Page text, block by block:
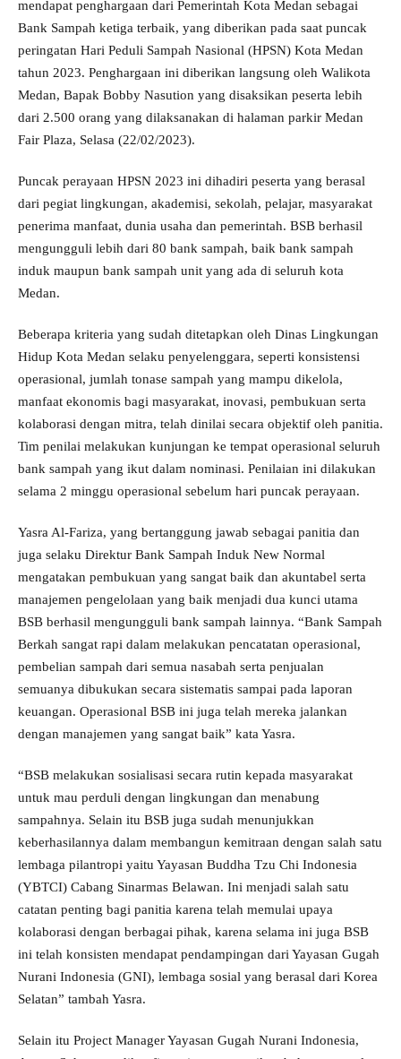
mendapat penghargaan dari Pemerintah Kota Medan sebagai
Bank Sampah ketiga terbaik, yang diberikan pada saat puncak
peringatan Hari Peduli Sampah Nasional (HPSN) Kota Medan
tahun 2023. Penghargaan ini diberikan langsung oleh Walikota
Medan, Bapak Bobby Nasution yang disaksikan peserta lebih
dari 2.500 orang yang dilaksanakan di halaman parkir Medan
Fair Plaza, Selasa (22/02/2023).
Puncak perayaan HPSN 2023 ini dihadiri peserta yang berasal
dari pegiat lingkungan, akademisi, sekolah, pelajar, masyarakat
penerima manfaat, dunia usaha dan pemerintah. BSB berhasil
mengungguli lebih dari 80 bank sampah, baik bank sampah
induk maupun bank sampah unit yang ada di seluruh kota
Medan.
Beberapa kriteria yang sudah ditetapkan oleh Dinas Lingkungan
Hidup Kota Medan selaku penyelenggara, seperti konsistensi
operasional, jumlah tonase sampah yang mampu dikelola,
manfaat ekonomis bagi masyarakat, inovasi, pembukuan serta
kolaborasi dengan mitra, telah dinilai secara objektif oleh panitia.
Tim penilai melakukan kunjungan ke tempat operasional seluruh
bank sampah yang ikut dalam nominasi. Penilaian ini dilakukan
selama 2 minggu operasional sebelum hari puncak perayaan.
Yasra Al-Fariza, yang bertanggung jawab sebagai panitia dan
juga selaku Direktur Bank Sampah Induk New Normal
mengatakan pembukuan yang sangat baik dan akuntabel serta
manajemen pengelolaan yang baik menjadi dua kunci utama
BSB berhasil mengungguli bank sampah lainnya. “Bank Sampah
Berkah sangat rapi dalam melakukan pencatatan operasional,
pembelian sampah dari semua nasabah serta penjualan
semuanya dibukukan secara sistematis sampai pada laporan
keuangan. Operasional BSB ini juga telah mereka jalankan
dengan manajemen yang sangat baik” kata Yasra.
“BSB melakukan sosialisasi secara rutin kepada masyarakat
untuk mau perduli dengan lingkungan dan menabung
sampahnya. Selain itu BSB juga sudah menunjukkan
keberhasilannya dalam membangun kemitraan dengan salah satu
lembaga pilantropi yaitu Yayasan Buddha Tzu Chi Indonesia
(YBTCI) Cabang Sinarmas Belawan. Ini menjadi salah satu
catatan penting bagi panitia karena telah memulai upaya
kolaborasi dengan berbagai pihak, karena selama ini juga BSB
ini telah konsisten mendapat pendampingan dari Yayasan Gugah
Nurani Indonesia (GNI), lembaga sosial yang berasal dari Korea
Selatan” tambah Yasra.
Selain itu Project Manager Yayasan Gugah Nurani Indonesia,